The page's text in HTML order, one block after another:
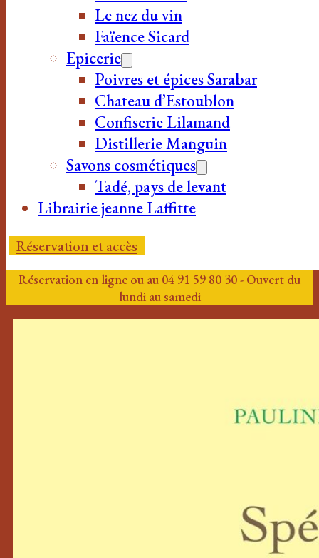
Le nez du vin
Faïence Sicard
Epicerie
Poivres et épices Sarabar
Chateau d’Estoublon
Confiserie Lilamand
Distillerie Manguin
Savons cosmétiques
Tadé, pays de levant
Librairie jeanne Laffitte
Réservation et accès
Réservation en ligne ou au 04 91 59 80 30 - Ouvert du
lundi au samedi